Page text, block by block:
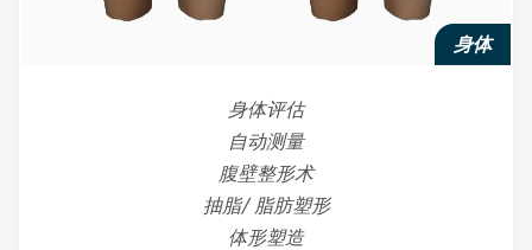
身体
身体评估
自动测量
腹壁整形术
抽脂/ 脂肪塑形
体形塑造